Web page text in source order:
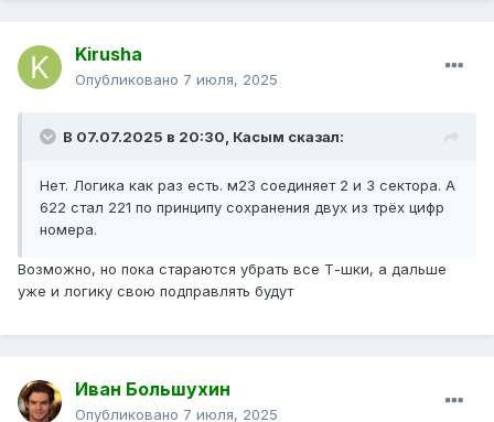
Kirusha
Опубликовано 7 июля, 2025
В 07.07.2025 в 20:30, Касым сказал:
Нет. Логика как раз есть. м23 соединяет 2 и 3 сектора. А
622 стал 221 по принципу сохранения двух из трёх цифр
номера.
Возможно, но пока стараются убрать все Т-шки, а дальше
уже и логику свою подправлять будут
Иван Большухин
Опубликовано 7 июля, 2025